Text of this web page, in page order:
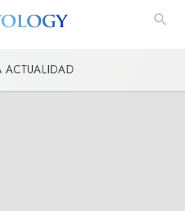
ACTUALIDAD